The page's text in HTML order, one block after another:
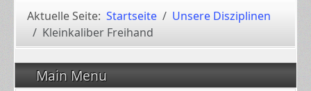
Aktuelle Seite: Startseite
Unsere Disziplinen
Kleinkaliber Freihand
Main Menu